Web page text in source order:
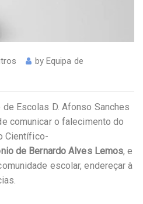
by Equipa de
Escolas D. Afonso Sanches
comunicar o falecimento do
Científico-
de Bernardo Alves Lemos, e
escolar, endereçar à